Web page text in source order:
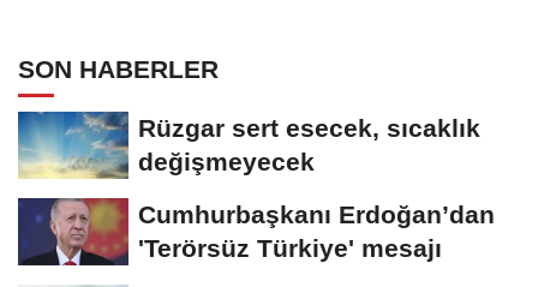
SON HABERLER
Rüzgar sert esecek, sıcaklık
değişmeyecek
Cumhurbaşkanı Erdoğan’dan
'Terörsüz Türkiye' mesajı